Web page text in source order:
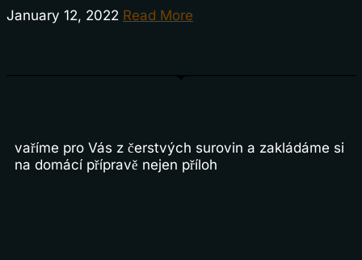
January 12, 2022 Read More
vaříme pro Vás z čerstvých surovin a zakládáme si
na domácí přípravě nejen příloh